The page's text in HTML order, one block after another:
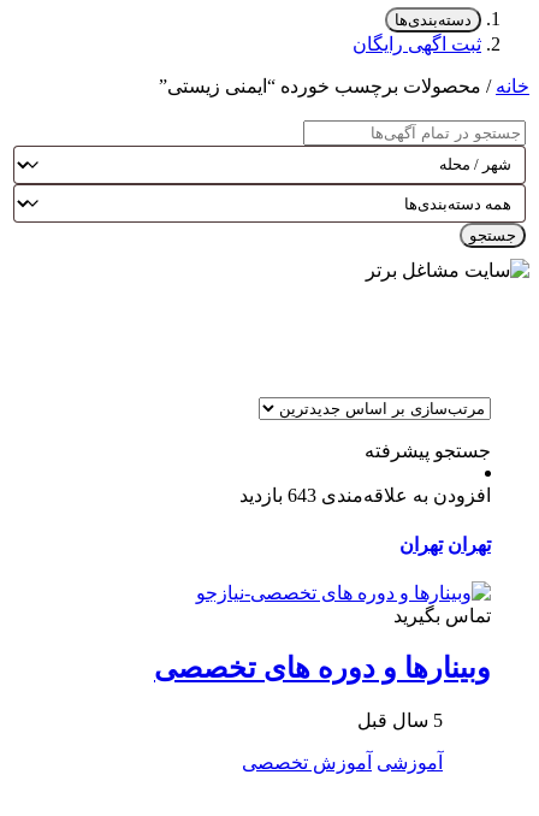
دسته‌بندی‌ها
ثبت اگهی رایگان
خانه / محصولات برچسب خورده “ایمنی زیستی”
جستجو
جستجو پیشرفته
افزودن به علاقه‌مندی 643 بازدید
تهران تهران
تماس بگیرید
وبینارها و دوره های تخصصی
5 سال قبل
آموزشی آموزش تخصصی